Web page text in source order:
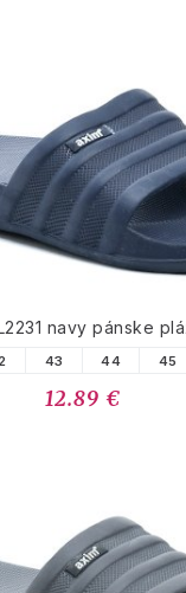
navy pánske
43 44 45
12.89 €